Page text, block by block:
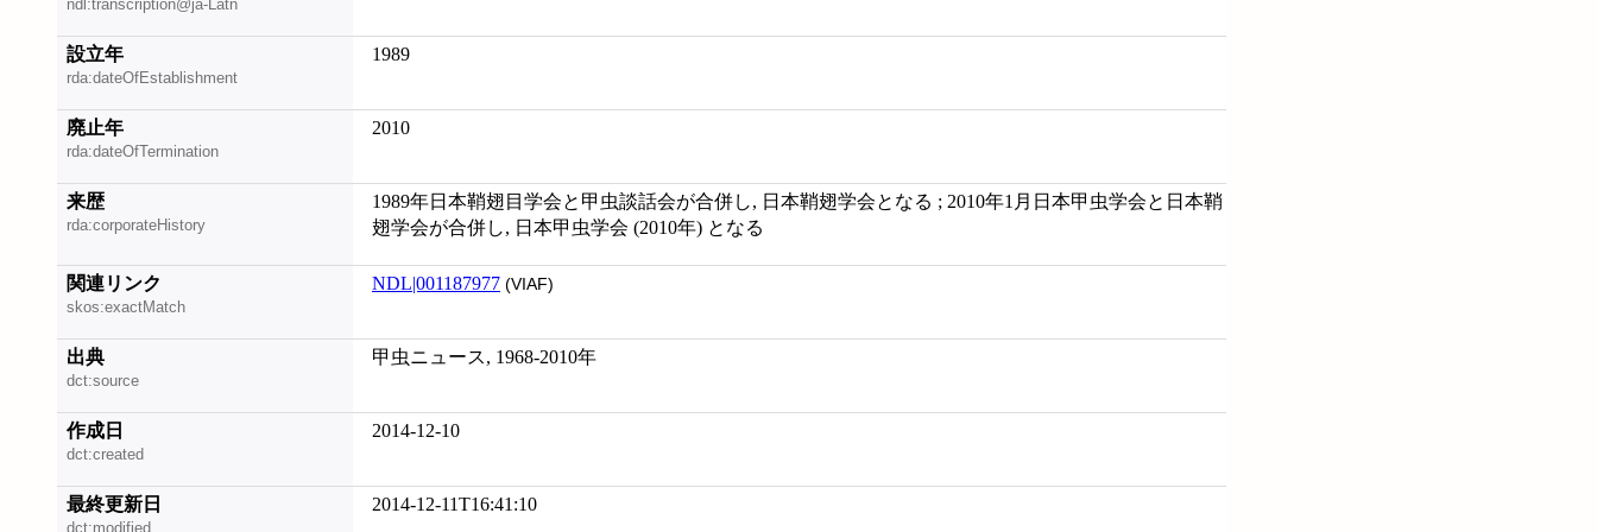
ndl:transcription@ja-Latn
設立年
rda:dateOfEstablishment
1989
廃止年
rda:dateOfTermination
2010
来歴
rda:corporateHistory
1989年日本鞘翅目学会と甲虫談話会が合併し, 日本鞘翅学会となる ; 2010年1月日本甲虫学会と日本鞘
翅学会が合併し, 日本甲虫学会 (2010年) となる
関連リンク
skos:exactMatch
NDL|001187977 (VIAF)
出典
dct:source
甲虫ニュース, 1968-2010年
作成日
dct:created
2014-12-10
最終更新日
dct:modified
2014-12-11T16:41:10